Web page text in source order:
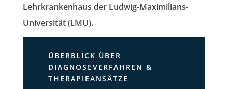
Lehrkrankenhaus der Ludwig-Maximilians-
Universität (LMU).
ÜBERBLICK ÜBER
DIAGNOSEVERFAHREN &
THERAPIEANSÄTZE